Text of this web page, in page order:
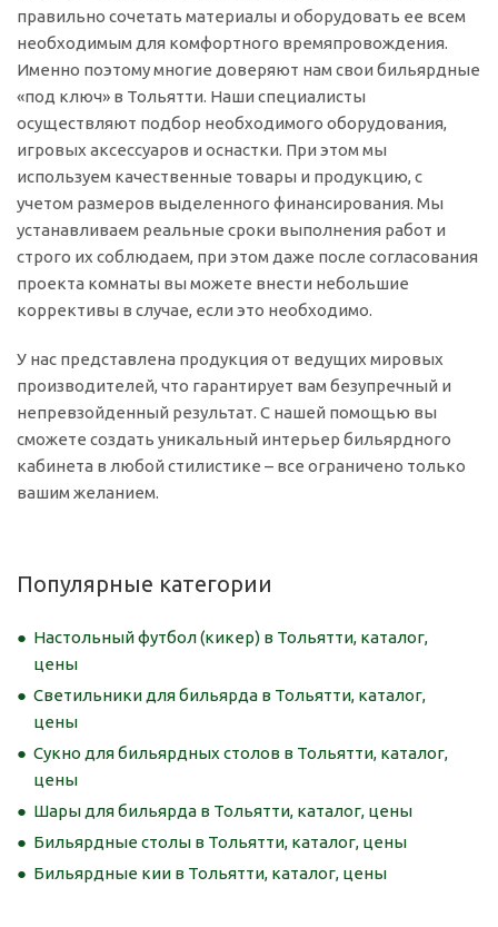
правильно сочетать материалы и оборудовать ее всем
необходимым для комфортного времяпровождения.
Именно поэтому многие доверяют нам свои бильярдные
«под ключ» в Тольятти. Наши специалисты
осуществляют подбор необходимого оборудования,
игровых аксессуаров и оснастки. При этом мы
используем качественные товары и продукцию, с
учетом размеров выделенного финансирования. Мы
устанавливаем реальные сроки выполнения работ и
строго их соблюдаем, при этом даже после согласования
проекта комнаты вы можете внести небольшие
коррективы в случае, если это необходимо.
У нас представлена продукция от ведущих мировых
производителей, что гарантирует вам безупречный и
непревзойденный результат. С нашей помощью вы
сможете создать уникальный интерьер бильярдного
кабинета в любой стилистике – все ограничено только
вашим желанием.
Популярные категории
Настольный футбол (кикер) в Тольятти, каталог,
цены
Светильники для бильярда в Тольятти, каталог,
цены
Сукно для бильярдных столов в Тольятти, каталог,
цены
Шары для бильярда в Тольятти, каталог, цены
Бильярдные столы в Тольятти, каталог, цены
Бильярдные кии в Тольятти, каталог, цены